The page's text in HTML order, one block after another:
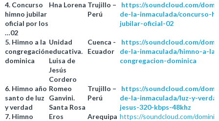
4. Concurso
himno jubilar
oficial por los
…02
Hna Lorena Trujillo –
Perú
https://soundcloud.com/
de-la-inmaculada/concurso-
jubilar-oficial-02
5. Himno a la
congregación
dominica
Unidad
educativa.
Luisa de
Jesús
Cordero
Cuenca -
Ecuador
https://soundcloud.com/
de-la-inmaculada/himno-a-la-
congregacion-dominica
6. Himno año
santo de luz
y verdad
Romeo
Ganvini.
Santa Rosa
Trujillo –
Perú
https://soundcloud.com/
de-la-inmaculada/luz-y-
jesus-320-kbps-48khz
7. Himno
Eros
Arequipa https://soundcloud.com/